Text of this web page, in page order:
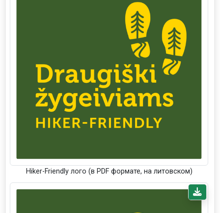
Hiker-Friendly лого (в PDF формате, на литовском)